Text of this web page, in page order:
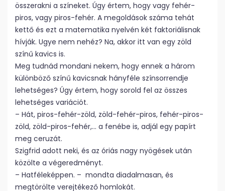
összerakni a színeket. Úgy értem, hogy vagy fehér-
piros, vagy piros-fehér. A megoldások száma tehát
kettő és ezt a matematika nyelvén két faktoriálisnak
hívják. Ugye nem nehéz? Na, akkor itt van egy zöld
színű kavics is.
Meg tudnád mondani nekem, hogy ennek a három
különböző színű kavicsnak hányféle színsorrendje
lehetséges? Úgy értem, hogy sorold fel az összes
lehetséges variációt.
– Hát, piros-fehér-zöld, zöld-fehér-piros, fehér-piros-
zöld, zöld-piros-fehér,… a fenébe is, adjál egy papírt
meg ceruzát.
Szigfrid adott neki, és az óriás nagy nyögések után
közölte a végeredményt.
– Hatféleképpen. – mondta diadalmasan, és
megtörölte verejtékező homlokát.